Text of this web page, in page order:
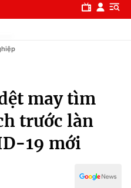
may tìm
trước làn
19 mới